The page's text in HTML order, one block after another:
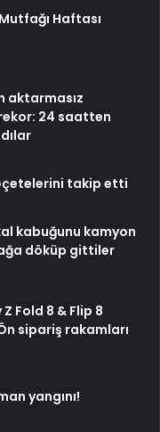
Haftası
aktarmasız
24 saatten
takip etti
kabuğunu kamyon
döküp gittiler
Fold 8 & Flip 8
sipariş rakamları
yangını!